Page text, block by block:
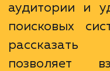
SEO-
слов в